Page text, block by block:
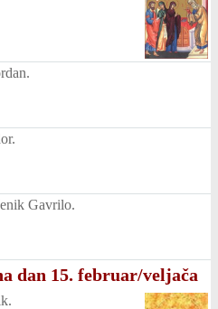
Gavrilo.
dan 15. februar/veljača